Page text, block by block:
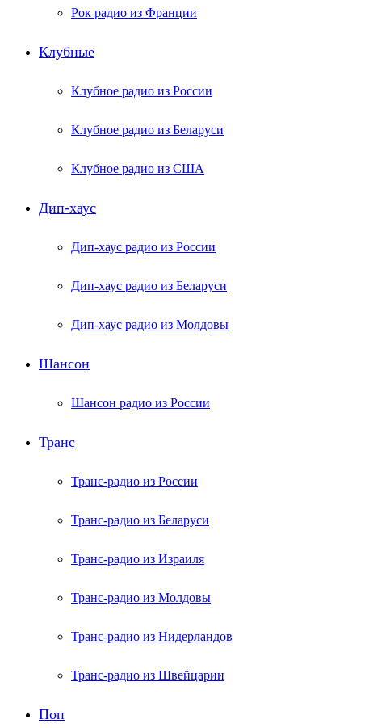
Рок радио из Франции
Клубные
Клубное радио из России
Клубное радио из Беларуси
Клубное радио из США
Дип-хаус
Дип-хаус радио из России
Дип-хаус радио из Беларуси
Дип-хаус радио из Молдовы
Шансон
Шансон радио из России
Транс
Транс-радио из России
Транс-радио из Беларуси
Транс-радио из Израиля
Транс-радио из Молдовы
Транс-радио из Нидерландов
Транс-радио из Швейцарии
Поп